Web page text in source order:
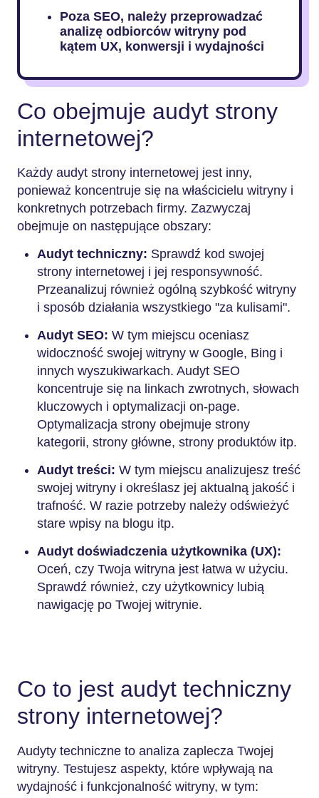
Poza SEO, należy przeprowadzać
analizę odbiorców witryny pod
kątem UX, konwersji i wydajności
Co obejmuje audyt strony
internetowej?
Każdy audyt strony internetowej jest inny,
ponieważ koncentruje się na właścicielu witryny i
konkretnych potrzebach firmy. Zazwyczaj
obejmuje on następujące obszary:
Audyt techniczny: Sprawdź kod swojej
strony internetowej i jej responsywność.
Przeanalizuj również ogólną szybkość witryny
i sposób działania wszystkiego "za kulisami".
Audyt SEO: W tym miejscu oceniasz
widoczność swojej witryny w Google, Bing i
innych wyszukiwarkach. Audyt SEO
koncentruje się na linkach zwrotnych, słowach
kluczowych i optymalizacji on-page.
Optymalizacja strony obejmuje strony
kategorii, strony główne, strony produktów itp.
Audyt treści: W tym miejscu analizujesz treść
swojej witryny i określasz jej aktualną jakość i
trafność. W razie potrzeby należy odświeżyć
stare wpisy na blogu itp.
Audyt doświadczenia użytkownika (UX):
Oceń, czy Twoja witryna jest łatwa w użyciu.
Sprawdź również, czy użytkownicy lubią
nawigację po Twojej witrynie.
Co to jest audyt techniczny
strony internetowej?
Audyty techniczne to analiza zaplecza Twojej
witryny. Testujesz aspekty, które wpływają na
wydajność i funkcjonalność witryny, w tym: